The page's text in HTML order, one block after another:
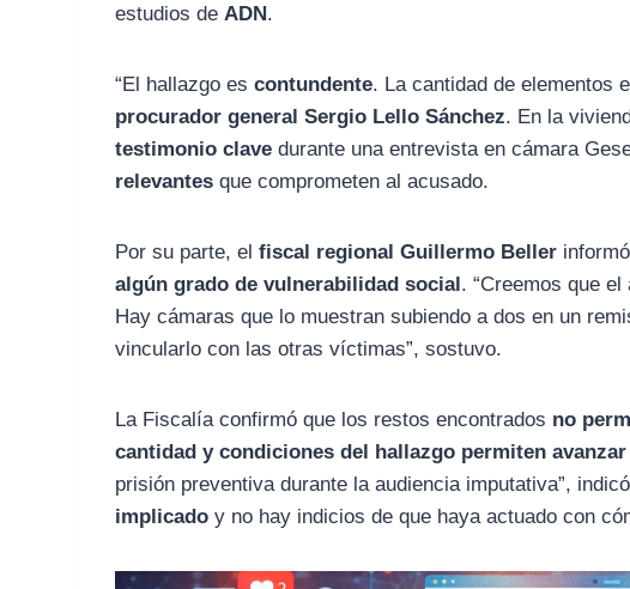
estudios de ADN.
“El hallazgo escontundente. La cantidad de elementos
procurador general Sergio Lello Sánchez. En la
testimonio clave durante una entrevista en cámara
relevantes que comprometen al acusado.
Por su parte, elfiscal regional Guillermo Beller
algún grado de vulnerabilidad social. “Creemos que
Hay cámaras que lo muestran subiendo a dos en un
vincularlo con las otras víctimas”, sostuvo.
La Fiscalía confirmó que los restos encontrados no
cantidad y condiciones del hallazgo permiten
prisión preventiva durante la audiencia imputativa”,
implicado y no hay indicios de que haya actuado con